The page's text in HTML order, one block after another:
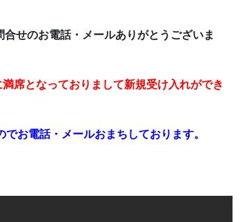
せのお電話・メールありがとうございま
席となっておりまして新規受け入れができ
お電話・メールおまちしております。